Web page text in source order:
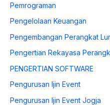
Pemrograman
Pengelolaan Keuangan
Pengembangan Perangkat
Pengertian Rekayasa
PENGERTIAN SOFTWARE
Pengurusan Ijin Event
Pengurusan Ijin Event Jogja